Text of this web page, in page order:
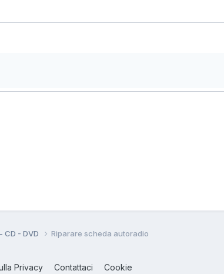
CD - DVD Riparare scheda autoradio
Privacy Contattaci Cookie